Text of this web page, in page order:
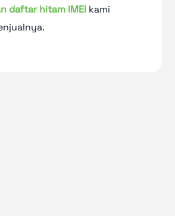
daftar hitam IMEI kami